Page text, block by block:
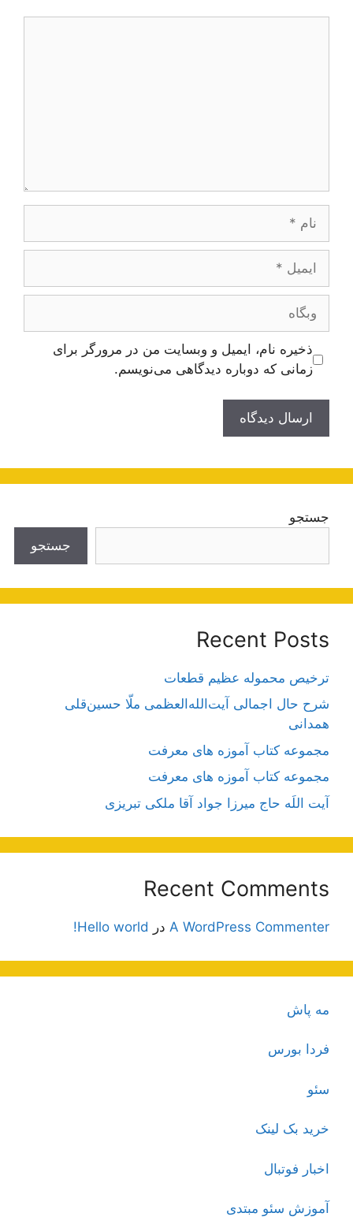
ایمیل
وبگاه
ذخیره نام، ایمیل و وبسایت من در مرورگر برای
زمانی که دوباره دیدگاهی می‌نویسم.
جستجو
جستجو
Recent Posts
ترخیص محموله عظیم قطعات
شرح حال اجمالی آیت‌الله‌العظمی ملّا حسین‌قلی
همدانی
مجموعه کتاب آموزه های معرفت
مجموعه کتاب آموزه های معرفت
آیت اللَه حاج میرزا جواد آقا ملکی تبریزی
Recent Comments
A WordPress Commenter در Hello world!
مه پاش
فردا بورس
سئو
خرید بک لینک
اخبار فوتبال
آموزش سئو مبتدی